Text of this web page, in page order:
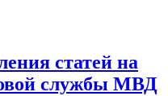
статей на
службы МВД